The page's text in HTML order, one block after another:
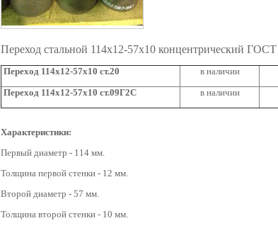
Переход стальной 114х12-57х10 концентрический ГОСТ
Переход 114х12-57х10 ст.20 в наличии
Переход 114х12-57х10 ст.09Г2С
в наличии
Характеристики:
Первый диаметр - 114 мм.
Толщина первой стенки - 12 мм.
Второй диаметр - 57 мм.
Толщина второй стенки - 10 мм.